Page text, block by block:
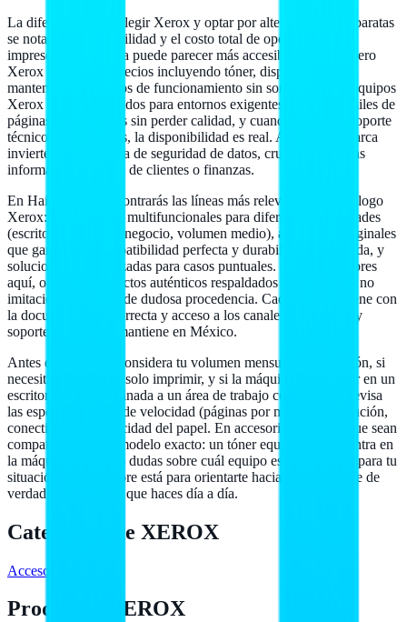
La diferencia entre elegir Xerox y optar por alternativas más baratas
se nota en la confiabilidad y el costo total de operación. Una
impresora económica puede parecer más accesible al inicio, pero
Xerox calcula sus precios incluyendo tóner, disponibilidad de
mantenimiento y años de funcionamiento sin sorpresas. Los equipos
Xerox están construidos para entornos exigentes: producen miles de
páginas mes tras mes sin perder calidad, y cuando necesitas soporte
técnico o refacciones, la disponibilidad es real. Además, la marca
invierte en tecnología de seguridad de datos, crucial si manejas
información sensible de clientes o finanzas.
En Hailan Store encontrarás las líneas más relevantes del catálogo
Xerox: impresoras y multifuncionales para diferentes necesidades
(escritorio, pequeño negocio, volumen medio), accesorios originales
que garantizan compatibilidad perfecta y durabilidad certificada, y
soluciones especializadas para casos puntuales. Cuando compres
aquí, obtienes productos auténticos respaldados por la marca, no
imitaciones ni stock de dudosa procedencia. Cada artículo viene con
la documentación correcta y acceso a los canales de garantía y
soporte que Xerox mantiene en México.
Antes de decidirte, considera tu volumen mensual de impresión, si
necesitas escanear o solo imprimir, y si la máquina debe caber en un
escritorio o está destinada a un área de trabajo compartida. Revisa
las especificaciones de velocidad (páginas por minuto), resolución,
conectividad y capacidad del papel. En accesorios, verifica que sean
compatibles con tu modelo exacto: un tóner equivocado no entra en
la máquina. Si tienes dudas sobre cuál equipo es el adecuado para tu
situación, Hailan Store está para orientarte hacia la opción que de
verdad se ajuste a lo que haces día a día.
Categorías de XEROX
Accesorios
Productos XEROX